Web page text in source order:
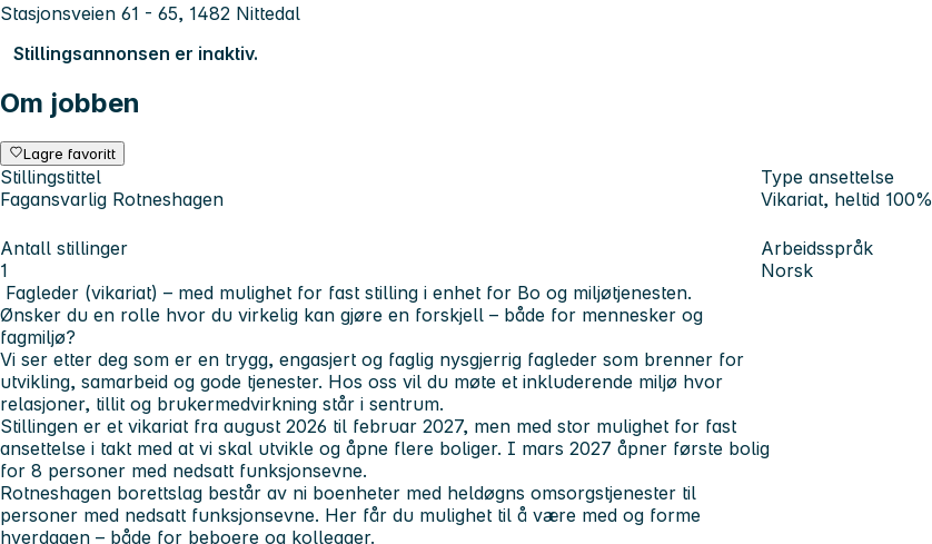
Stasjonsveien 61 - 65, 1482 Nittedal
Stillingsannonsen er inaktiv.
Om jobben
Lagre favoritt
Stillingstittel
Fagansvarlig Rotneshagen
Type ansettelse
Vikariat, heltid 100%
Antall stillinger
1
Arbeidsspråk
Norsk
Fagleder (vikariat) – med mulighet for fast stilling i enhet for Bo og miljøtjenesten.
Ønsker du en rolle hvor du virkelig kan gjøre en forskjell – både for mennesker og
fagmiljø?
Vi ser etter deg som er en trygg, engasjert og faglig nysgjerrig fagleder som brenner for
utvikling, samarbeid og gode tjenester. Hos oss vil du møte et inkluderende miljø hvor
relasjoner, tillit og brukermedvirkning står i sentrum.
Stillingen er et vikariat fra august 2026 til februar 2027, men med stor mulighet for fast
ansettelse i takt med at vi skal utvikle og åpne flere boliger. I mars 2027 åpner første bolig
for 8 personer med nedsatt funksjonsevne.
Rotneshagen borettslag består av ni boenheter med heldøgns omsorgstjenester til
personer med nedsatt funksjonsevne. Her får du mulighet til å være med og forme
hverdagen – både for beboere og kollegaer.